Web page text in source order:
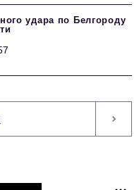
удара по Белгороду